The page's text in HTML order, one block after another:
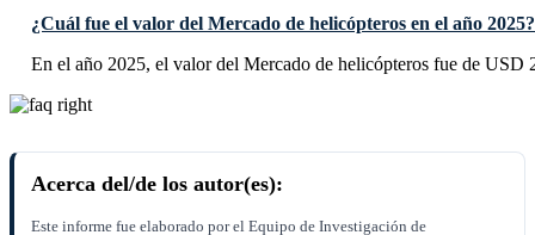
¿Cuál fue el valor del Mercado de helicópteros en el año 2025?
En el año 2025, el valor del Mercado de helicópteros fue de USD
Acerca del/de los autor(es):
Este informe fue elaborado por el Equipo de Investigación de